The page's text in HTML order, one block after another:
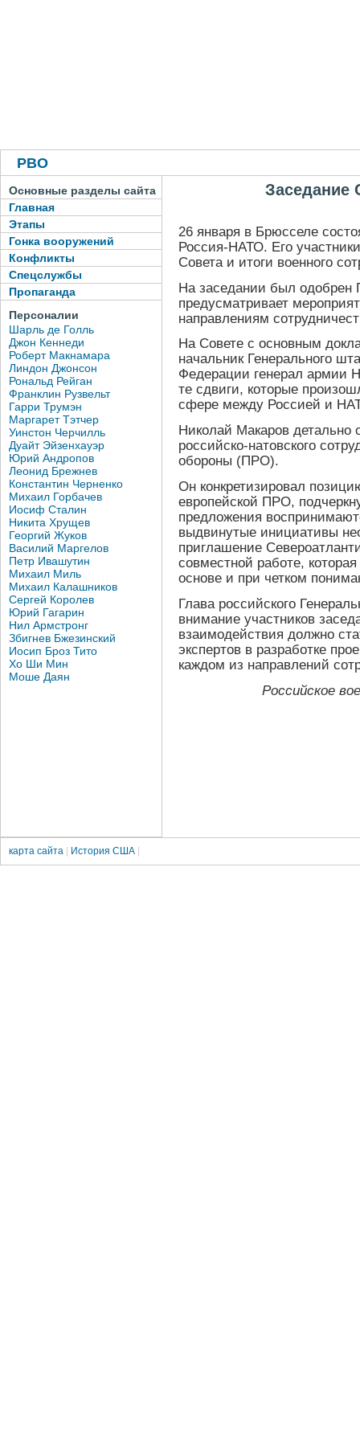
РВО
Основные разделы сайта
Главная
Этапы
Гонка вооружений
Конфликты
Спецслужбы
Пропаганда
Персоналии
Шарль де Голль
Джон Кеннеди
Роберт Макнамара
Линдон Джонсон
Рональд Рейган
Франклин Рузвельт
Гарри Трумэн
Маргарет Тэтчер
Уинстон Черчилль
Дуайт Эйзенхауэр
Юрий Андропов
Леонид Брежнев
Константин Черненко
Михаил Горбачев
Иосиф Сталин
Никита Хрущев
Георгий Жуков
Василий Маргелов
Петр Ивашутин
Михаил Миль
Михаил Калашников
Сергей Королев
Юрий Гагарин
Нил Армстронг
Збигнев Бжезинский
Иосип Броз Тито
Хо Ши Мин
Моше Даян
Заседание
26 января в Брюсселе
Россия-НАТО. Его
Совета и итоги военного
На заседании был одобрен
предусматривает
направлениям
На Совете с основным
начальник Генерального
Федерации генерал армии
те сдвиги, которые
сфере между Россией и
Николай Макаров детально
российско-натовского
обороны (ПРО).
Он конкретизировал
европейской ПРО,
предложения
выдвинутые инициативы
приглашение
совместной работе,
основе и при четком
Глава российского
внимание участников
взаимодействия должно
экспертов в разработке
каждом из направлений
Российское
карта сайта История США